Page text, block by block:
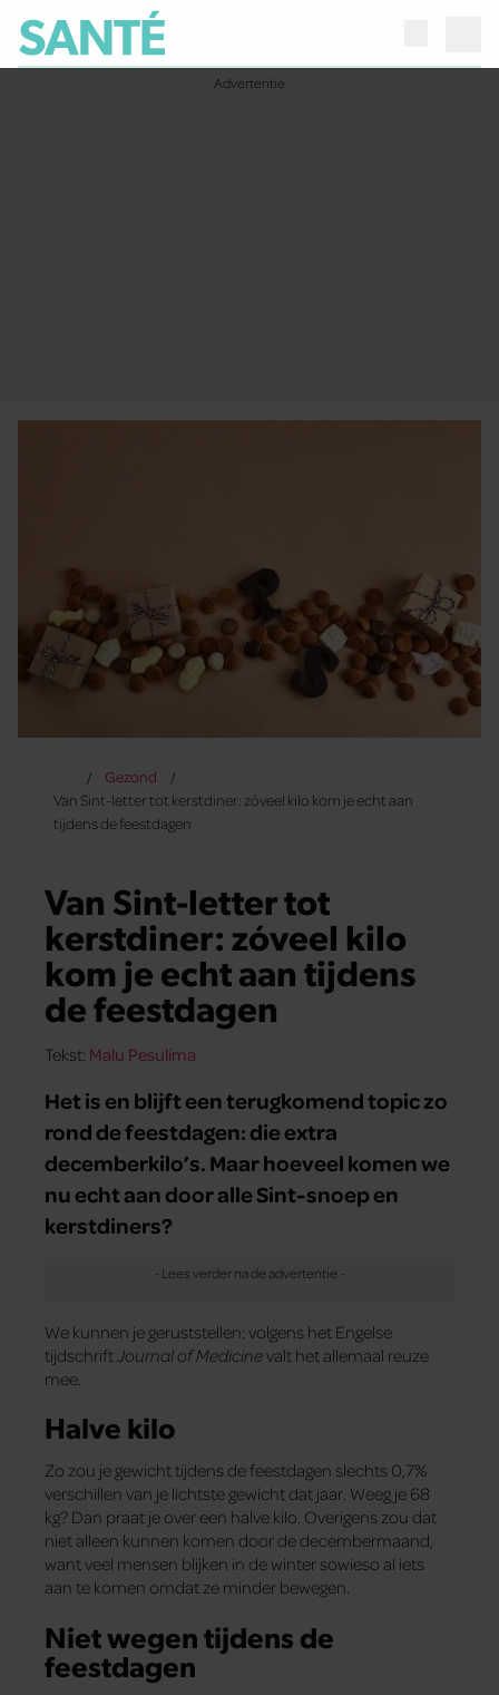
Gezond
Van Sint-letter tot kerstdiner: zóveel kilo kom je echt aan
tijdens de feestdagen
Van Sint-letter tot
kerstdiner: zóveel kilo
kom je echt aan tijdens
de feestdagen
Tekst: Malu Pesulima
Het is en blijft een terugkomend topic zo
rond de feestdagen: die extra
decemberkilo’s. Maar hoeveel komen we
nu echt aan door alle Sint-snoep en
kerstdiners?
We kunnen je geruststellen: volgens het Engelse
tijdschriftJournal of Medicinevalt het allemaal reuze
mee.
Halve kilo
Zo zou je gewicht tijdens de feestdagen slechts 0,7%
verschillen van je lichtste gewicht dat jaar. Weeg je 68
kg? Dan praat je over een halve kilo. Overigens zou dat
niet alleen kunnen komen door de decembermaand,
want veel mensen blijken in de winter sowieso al iets
aan te komen omdat ze minder bewegen.
Niet wegen tijdens de
feestdagen